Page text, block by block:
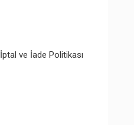
İptal ve İade Politikası